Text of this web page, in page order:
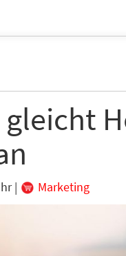
gleicht
| Marketing
Newsletter erhalten
(gegen 8.30 Uhr)